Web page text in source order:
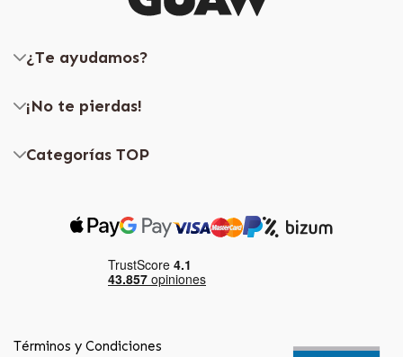
¿Te ayudamos?
¡No te pierdas!
Categorías TOP
Términos y Condiciones